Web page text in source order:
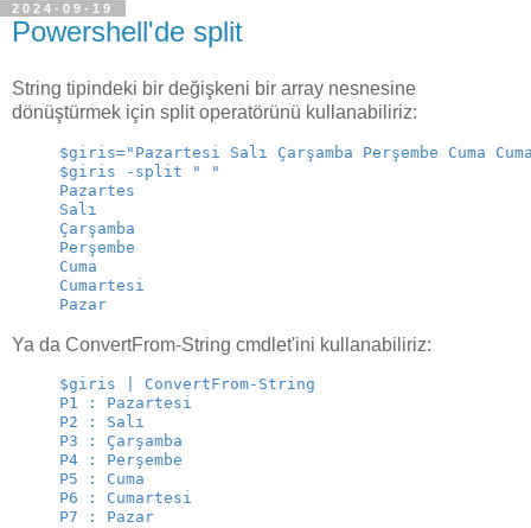
2024-09-19
Powershell'de split
String tipindeki bir değişkeni bir array nesnesine
dönüştürmek için split operatörünü kullanabiliriz:
$giris="Pazartesi Salı Çarşamba Perşembe Cuma
$giris -split " "
Pazartes
Salı
Çarşamba
Perşembe
Cuma
Cumartesi
Pazar
Ya da ConvertFrom-String cmdlet'ini kullanabiliriz:
$giris | ConvertFrom-String
P1 : Pazartesi
P2 : Salı
P3 : Çarşamba
P4 : Perşembe
P5 : Cuma
P6 : Cumartesi
P7 : Pazar